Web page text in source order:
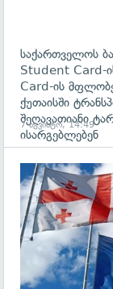
საქართველოს
Student Card-
Card-ის
ქუთაისში
შეღავათიანი
ისარგებლებენ
7 აგვისტო, 14:49